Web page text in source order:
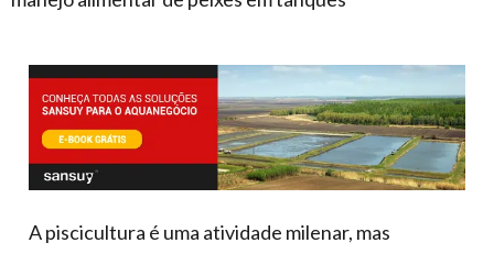
civil
mercado
automotivo
móveis,
calçados,
epi's
de
caminhoneiro
A piscicultura é uma atividade milenar, mas